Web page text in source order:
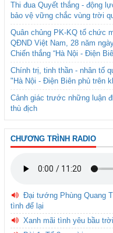
Thi đua Quyết thắng - động
bảo vệ vững chắc vùng trời
Quân chủng PK-KQ tổ chức
QĐND Việt Nam, 28 năm
Chiến thắng “Hà Nội - Điện
Chính trị, tinh thần - nhân tố
"Hà Nội - Điện Biên phủ trên
Cảnh giác trước những luận
thù địch
CHƯƠNG TRÌNH RADIO
Đại tướng Phùng Quang
tình để lại
Xanh mãi tình yêu bầu trời